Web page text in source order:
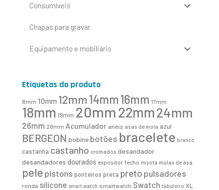
Consumíveis
Chapas para gravar
Equipamento e mobiliário
Etiquetas do produto
8mm 10mm 12mm14mm16mm 17mm
18mm 19mm 20mm 22mm24mm
26mm 28mm Acumulador anéis asas de mola azul
BERGEON bobine botões bracelete branco
castanha castanho cromados desandador
desandadores dourados expositor fecho miyota molas de asa
pele pistons ponteiros preta preto pulsadores
ronda silicone smart watch smartwatch Swatch tabuleiro XL